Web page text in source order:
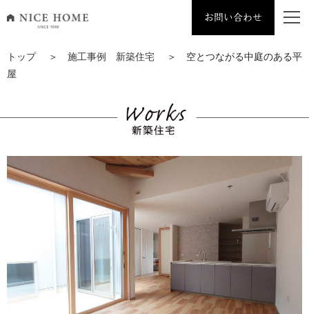
ナイスホーム トップページへ移動
お問い合わせ
トップ ＞ 施工事例 新築住宅 ＞ 空とつながる中庭のある平
屋